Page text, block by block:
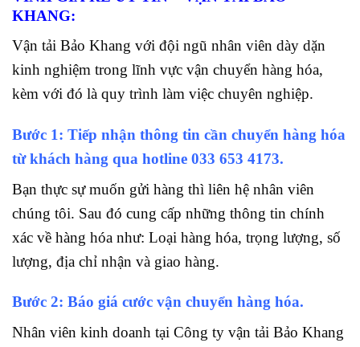
KHANG:
Vận tải Bảo Khang với đội ngũ nhân viên dày dặn
kinh nghiệm trong lĩnh vực vận chuyển hàng hóa,
kèm với đó là quy trình làm việc chuyên nghiệp.
Bước 1: Tiếp nhận thông tin cần chuyển hàng hóa
từ khách hàng qua hotline 033 653 4173.
Bạn thực sự muốn gửi hàng thì liên hệ nhân viên
chúng tôi. Sau đó cung cấp những thông tin chính
xác về hàng hóa như: Loại hàng hóa, trọng lượng, số
lượng, địa chỉ nhận và giao hàng.
Bước 2: Báo giá cước vận chuyển hàng hóa.
Nhân viên kinh doanh tại Công ty vận tải Bảo Khang